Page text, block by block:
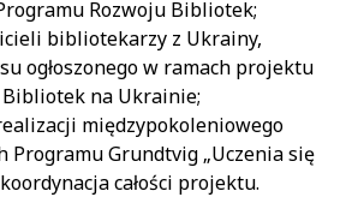
Rozwoju Bibliotek;
bibliotekarzy z Ukrainy,
ogłoszonego w ramach projektu
na Ukrainie;
międzypokoleniowego
Programu Grundtvig „Uczenia się
całości projektu.